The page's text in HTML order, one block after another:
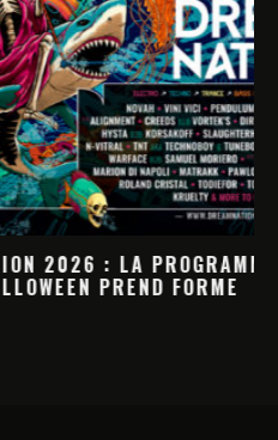
LA PROGRAMMATION
PREND FORME